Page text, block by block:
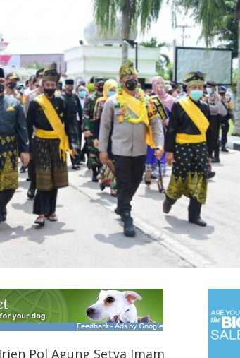
Pol Agung Setya Imam